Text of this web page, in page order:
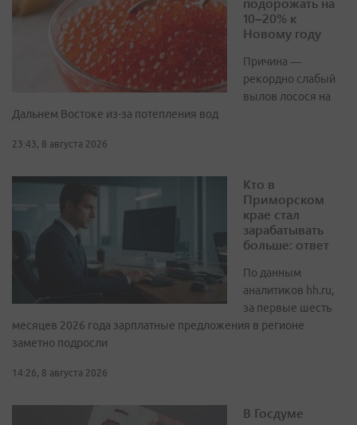
10–20% к
Новому году
Причина —
рекордно слабый
вылов лосося на
Дальнем Востоке из-за потепления вод
23:43, 8 августа 2026
Кто в
Приморском
крае стал
зарабатывать
больше: ответ
По данным
аналитиков hh.ru,
за первые шесть
месяцев 2026 года зарплатные предложения в регионе
заметно подросли
14:26, 8 августа 2026
В Госдуме